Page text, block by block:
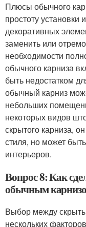
Плюсы обычного
простоту установки
декоративных
заменить или
необходимости
обычного карниза
быть недостатком
обычный карниз
небольших
некоторых видов
скрытого карниза,
стиля, но может
интерьеров.
Вопрос 8: Как
обычным
Выбор между
нескольких